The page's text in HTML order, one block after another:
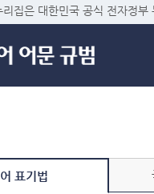
리집은 대한민국 공식 전자정부
표기법